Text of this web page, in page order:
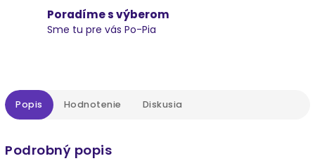
Poradíme s výberom
Sme tu pre vás Po-Pia
Popis Hodnotenie Diskusia
Podrobný popis